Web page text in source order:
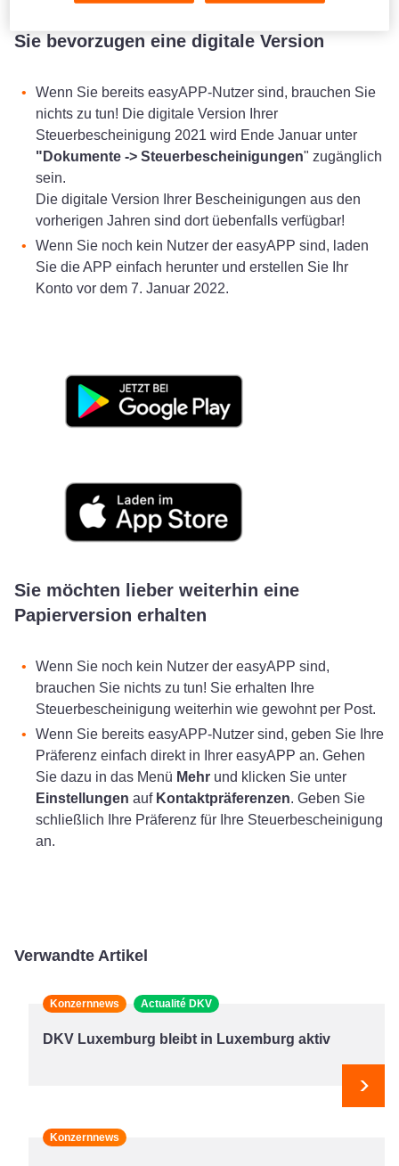
Sie bevorzugen eine digitale Version
Wenn Sie bereits easyAPP-Nutzer sind, brauchen Sie
nichts zu tun! Die digitale Version Ihrer
Steuerbescheinigung 2021 wird Ende Januar unter
"Dokumente -> Steuerbescheinigungen" zugänglich
sein.
Die digitale Version Ihrer Bescheinigungen aus den
vorherigen Jahren sind dort üebenfalls verfügbar!
Wenn Sie noch kein Nutzer der easyAPP sind, laden
Sie die APP einfach herunter und erstellen Sie Ihr
Konto vor dem 7. Januar 2022.
Sie möchten lieber weiterhin eine
Papierversion erhalten
Wenn Sie noch kein Nutzer der easyAPP sind,
brauchen Sie nichts zu tun! Sie erhalten Ihre
Steuerbescheinigung weiterhin wie gewohnt per Post.
Wenn Sie bereits easyAPP-Nutzer sind, geben Sie Ihre
Präferenz einfach direkt in Ihrer easyAPP an. Gehen
Sie dazu in das Menü Mehr und klicken Sie unter
Einstellungen auf Kontaktpräferenzen. Geben Sie
schließlich Ihre Präferenz für Ihre Steuerbescheinigung
an.
Verwandte Artikel
Konzernnews Actualité DKV
DKV Luxemburg bleibt in Luxemburg aktiv
Konzernnews